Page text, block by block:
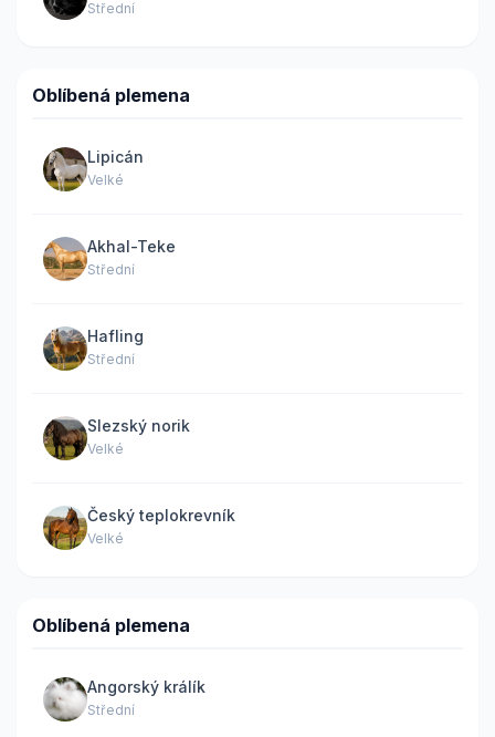
Střední
Oblíbená plemena
Lipicán
Velké
Akhal-Teke
Střední
Hafling
Střední
Slezský norik
Velké
Český teplokrevník
Velké
Oblíbená plemena
Angorský králík
Střední